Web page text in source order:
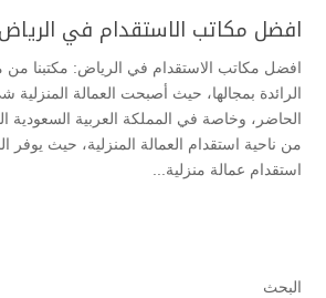
افضل مكاتب الاستقدام في الرياض
افضل مكاتب الاستقدام في الرياض: مكتبنا من
الرائدة بمجالها، حيث أصبحت العمالة
الحاضر، وخاصة في المملكة العربية السعودية
من ناحية استقدام العمالة المنزلية، حيث
استقدام عمالة منزلية...
البحث